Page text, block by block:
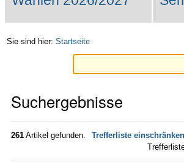
Sie sind hier: Startseite
Suchergebnisse
261 Artikel gefunden.
Trefferliste einschränken